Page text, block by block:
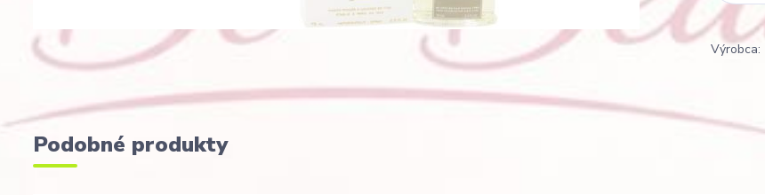
Výrobca:
Podobné produkty